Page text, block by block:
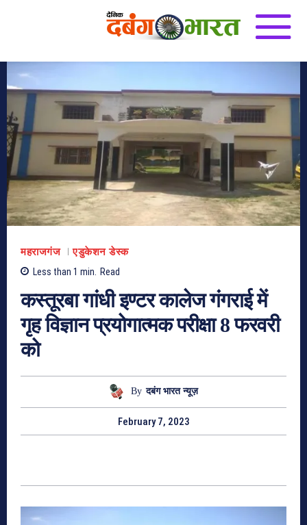
महराजगंज
एडुकेशन डेस्क
Less than 1 min. Read
कस्तूरबा गांधी इण्टर कालेज गंगराई में
गृह विज्ञान प्रयोगात्मक परीक्षा 8 फरवरी
को
By दबंग भारत न्यूज़
February 7, 2023